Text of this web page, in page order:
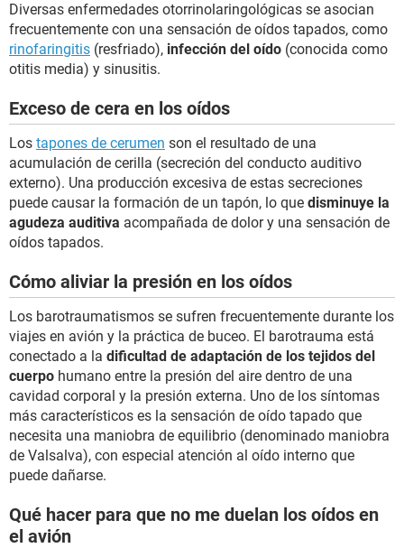
Diversas enfermedades otorrinolaringológicas se asocian
frecuentemente con una sensación de oídos tapados, como
rinofaringitis (resfriado), infección del oído (conocida como
otitis media) y sinusitis.
Exceso de cera en los oídos
Los tapones de cerumen son el resultado de una
acumulación de cerilla (secreción del conducto auditivo
externo). Una producción excesiva de estas secreciones
puede causar la formación de un tapón, lo que disminuye la
agudeza auditiva acompañada de dolor y una sensación de
oídos tapados.
Cómo aliviar la presión en los oídos
Los barotraumatismos se sufren frecuentemente durante los
viajes en avión y la práctica de buceo. El barotrauma está
conectado a la dificultad de adaptación de los tejidos del
cuerpo humano entre la presión del aire dentro de una
cavidad corporal y la presión externa. Uno de los síntomas
más característicos es la sensación de oído tapado que
necesita una maniobra de equilibrio (denominado maniobra
de Valsalva), con especial atención al oído interno que
puede dañarse.
Qué hacer para que no me duelan los oídos en
el avión